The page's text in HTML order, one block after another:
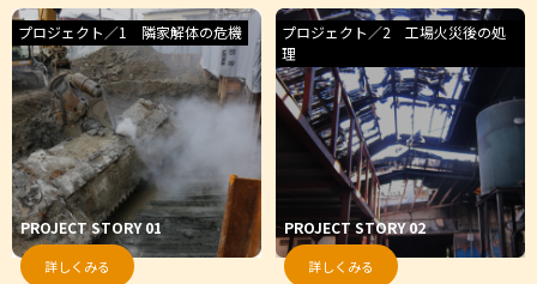
プロジェクト／1 隣家解体の危機
PROJECT STORY 01
詳しくみる
プロジェクト／2 工場火災後の処
理
PROJECT STORY 02
詳しくみる